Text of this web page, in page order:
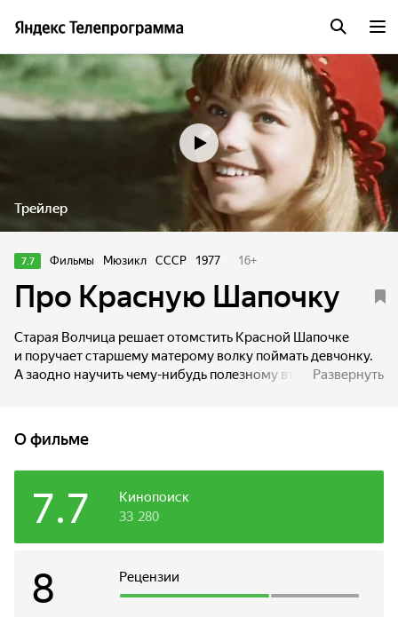
Трейлер
7.7 Фильмы Мюзикл СССР 1977 16+
Про Красную Шапочку
Старая Волчица решает отомстить Красной Шапочке
и поручает старшему матерому волку поймать девчонку.
А заодно научить чему-нибудь полезному второго сына,
лес.
Развернуть
О фильме
Кинопоиск
7.7 33 280
Рецензии
8